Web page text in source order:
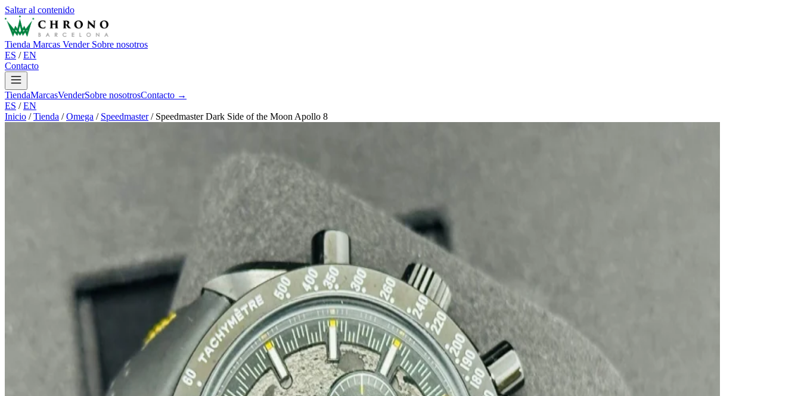
Saltar al contenido
Tienda Marcas Vender Sobre nosotros
ES / EN
Contacto
TiendaMarcasVenderSobre nosotrosContacto →
ES / EN
Inicio / Tienda / Omega / Speedmaster / Speedmaster Dark Side of the Moon Apollo 8